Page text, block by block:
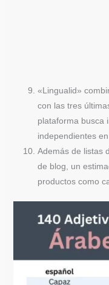
«Lingualid»
con las tres
plataforma busca
independientes
Además de listas
de blog, un
productos como